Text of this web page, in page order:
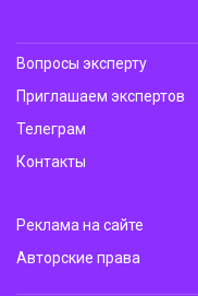
Вопросы эксперту
Приглашаем экспертов
Телеграм
Контакты
Реклама на сайте
Авторские права